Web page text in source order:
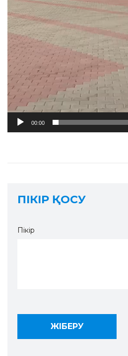
00:00
ПІКІР ҚОСУ
Пікір